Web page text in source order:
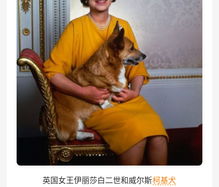
英国女王伊丽莎白二世和威尔斯柯基犬